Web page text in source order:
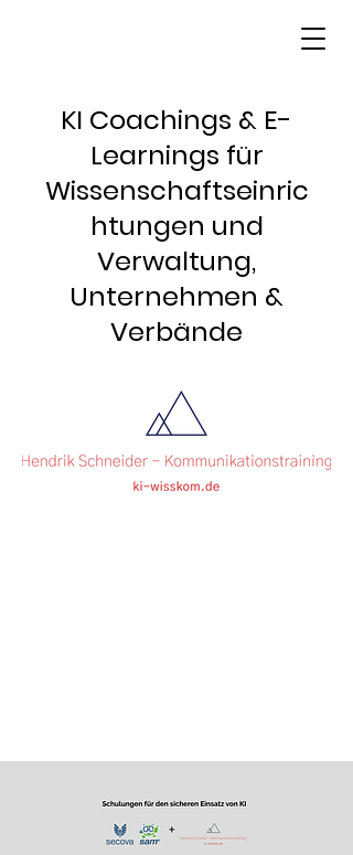
KI Coachings & E-
Learnings für
Wissenschaftseinric
htungen und
Verwaltung,
Unternehmen &
Verbände